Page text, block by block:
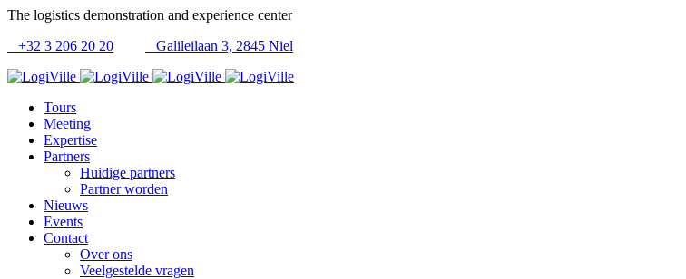
The logistics demonstration and experience center
+32 3 206 20 20
Galileilaan 3, 2845 Niel
Tours
Meeting
Expertise
Partners
Huidige partners
Partner worden
Nieuws
Events
Contact
Over ons
Veelgestelde vragen